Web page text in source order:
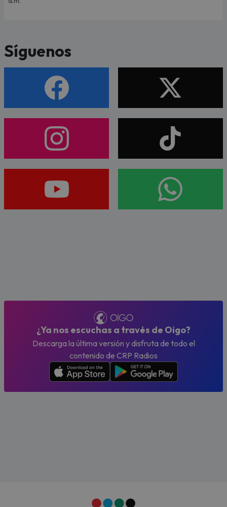
Síguenos
¿Ya nos escuchas a través de Oigo?
Descarga la última versión y disfruta de todo el
contenido de CRP Radios